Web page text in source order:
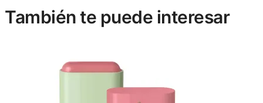
También te puede interesar